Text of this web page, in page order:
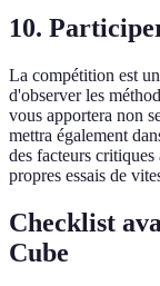
10.
La compétition est
d'observer les
vous apportera non
mettra également
des facteurs
propres essais de
Checklist
Cube